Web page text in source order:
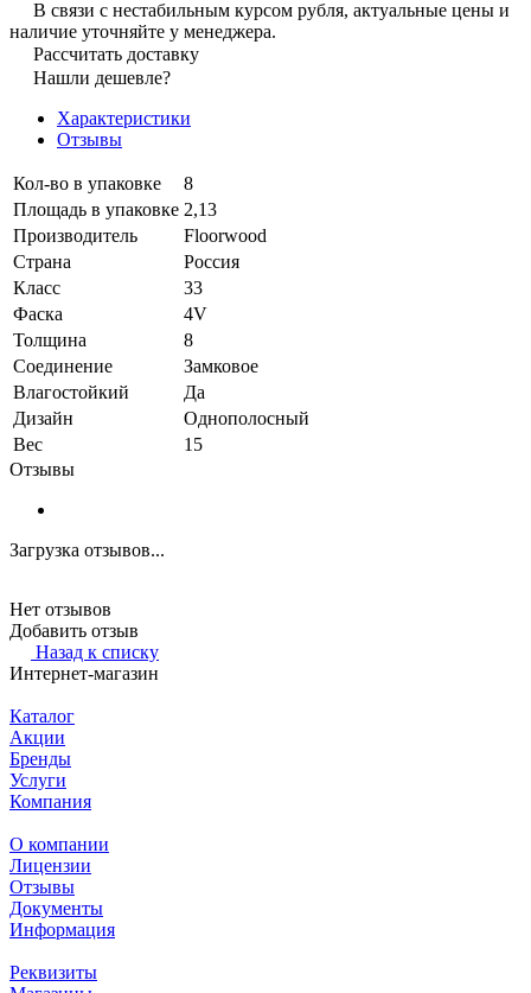
В связи с нестабильным курсом рубля, актуальные цены и
наличие уточняйте у менеджера.
Рассчитать доставку
Нашли дешевле?
Характеристики
Отзывы
Кол-во в упаковке
8
Площадь в упаковке 2,13
Производитель
Floorwood
Страна
Россия
Класс
33
Фаска
4V
Толщина
8
Соединение
Замковое
Влагостойкий
Да
Дизайн
Однополосный
Вес
15
Отзывы
Загрузка отзывов...
Нет отзывов
Добавить отзыв
Назад к списку
Интернет-магазин
Каталог
Акции
Бренды
Услуги
Компания
О компании
Лицензии
Отзывы
Документы
Информация
Реквизиты